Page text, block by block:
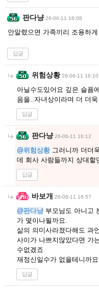
판다냥 26-06-11 16:08
안알렸으면 가족끼리 조용하
답글
위험상황 26-06-11 16:10
아닐수도있어요 깊은 슬픔
음을..자녀상이라며 더 더욱
답글
판다냥 26-06-11 16:12
@위험상황 그러니까 더더
데 회사 사람들까지 상대할
답글
바보개 26-06-11 16:57
@판다냥 부모님도 아니고
가 몇이나될까요.
삶의 의미사라졌다해도 과
사이가 나쁘지않았다면 가
수없겠죠
재정신일수가 없을테니까
답글